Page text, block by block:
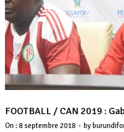
FOOTBALL / CAN 2019 :
On : 8 septembre 2018 - by